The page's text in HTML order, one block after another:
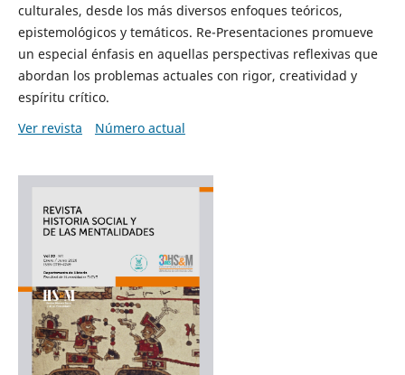
culturales, desde los más diversos enfoques teóricos,
epistemológicos y temáticos. Re-Presentaciones promueve
un especial énfasis en aquellas perspectivas reflexivas que
abordan los problemas actuales con rigor, creatividad y
espíritu crítico.
Ver revista
Número actual